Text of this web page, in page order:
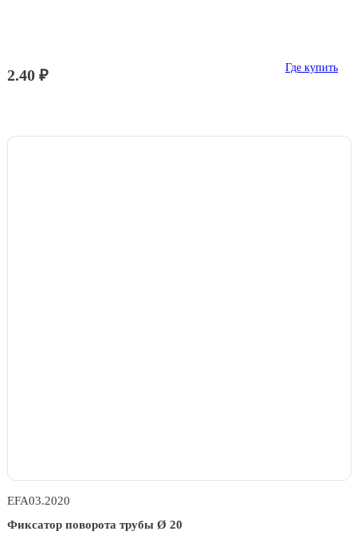
2.40 ₽ Где купить
EFA03.2020
Фиксатор поворота трубы Ø 20